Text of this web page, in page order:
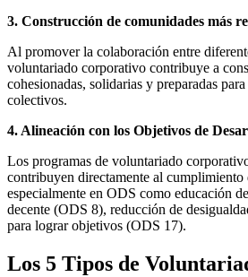
3. Construcción de comunidades más
Al promover la colaboración entre
voluntariado corporativo contribuye a
cohesionadas, solidarias y preparadas
colectivos.
4. Alineación con los Objetivos de
Los programas de voluntariado
contribuyen directamente al cumplimiento
especialmente en ODS como educación
decente (ODS 8), reducción de
para lograr objetivos (ODS 17).
Los 5 Tipos de